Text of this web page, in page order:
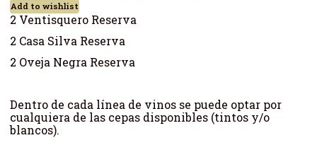
Add to wishlist
2 Ventisquero Reserva
2 Casa Silva Reserva
2 Oveja Negra Reserva
Dentro de cada línea de vinos se puede optar por
cualquiera de las cepas disponibles (tintos y/o
blancos).